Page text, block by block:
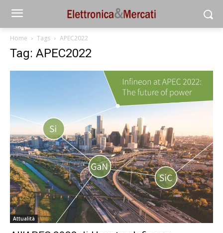
Home Tags APEC2022
Tag: APEC2022
Attualità